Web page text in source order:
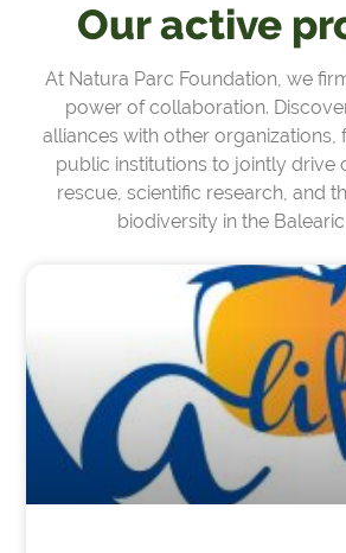
Our active
At Natura Parc Foundation, we
power of collaboration.
alliances with other organizations,
public institutions to jointly drive
rescue, scientific research, and
biodiversity in the